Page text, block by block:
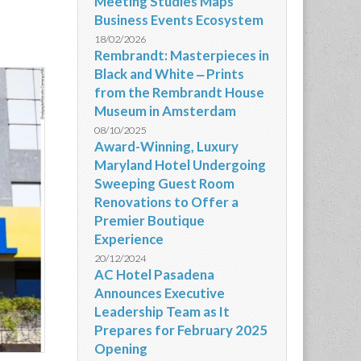
Business Events Ecosystem
18/02/2026
Rembrandt: Masterpieces in
Black and White ‒ Prints
from the Rembrandt House
Museum in Amsterdam
08/10/2025
Award-Winning, Luxury
Maryland Hotel Undergoing
Sweeping Guest Room
Renovations to Offer a
Premier Boutique
Experience
20/12/2024
AC Hotel Pasadena
Announces Executive
Leadership Team as It
Prepares for February 2025
Opening